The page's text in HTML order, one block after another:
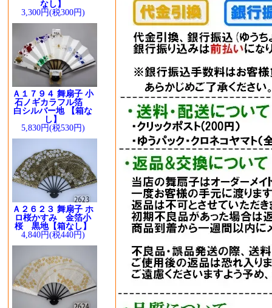
なし】
3,300円(税300円)
Ａ１７９４ 舞扇子 小
石ノギカラフル箔
白シルバー地 【箱な
し】
5,830円(税530円)
Ａ２６２３ 舞扇子 ホ
ロ桜かすみ 金箔小
桜 黒地【箱なし】
4,840円(税440円)